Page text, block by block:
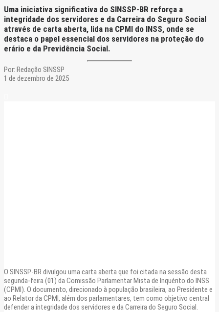
Uma iniciativa significativa do SINSSP-BR reforça a
integridade dos servidores e da Carreira do Seguro Social
através de carta aberta, lida na CPMI do INSS, onde se
destaca o papel essencial dos servidores na proteção do
erário e da Previdência Social.
Por: Redação SINSSP
1 de dezembro de 2025
O SINSSP-BR divulgou uma carta aberta que foi citada na sessão desta
segunda-feira (01) da Comissão Parlamentar Mista de Inquérito do INSS
(CPMI). O documento, direcionado à população brasileira, ao Presidente e
ao Relator da CPMI, além dos parlamentares, tem como objetivo central
defender a integridade dos servidores e da Carreira do Seguro Social.